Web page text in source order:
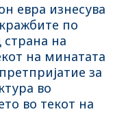
евра изнесува
по
на
на минатата
за
во
во текот на